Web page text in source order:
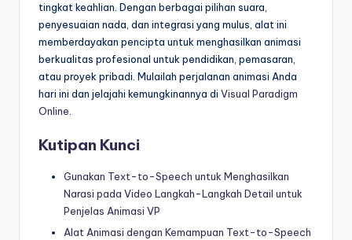
tingkat keahlian. Dengan berbagai pilihan suara,
penyesuaian nada, dan integrasi yang mulus, alat ini
memberdayakan pencipta untuk menghasilkan animasi
berkualitas profesional untuk pendidikan, pemasaran,
atau proyek pribadi. Mulailah perjalanan animasi Anda
hari ini dan jelajahi kemungkinannya di Visual Paradigm
Online
Kutipan Kunci
Gunakan Text-to-Speech untuk Menghasilkan
Narasi pada Video Langkah-Langkah Detail untuk
Penjelas Animasi VP
Alat Animasi dengan Kemampuan Text-to-Speech